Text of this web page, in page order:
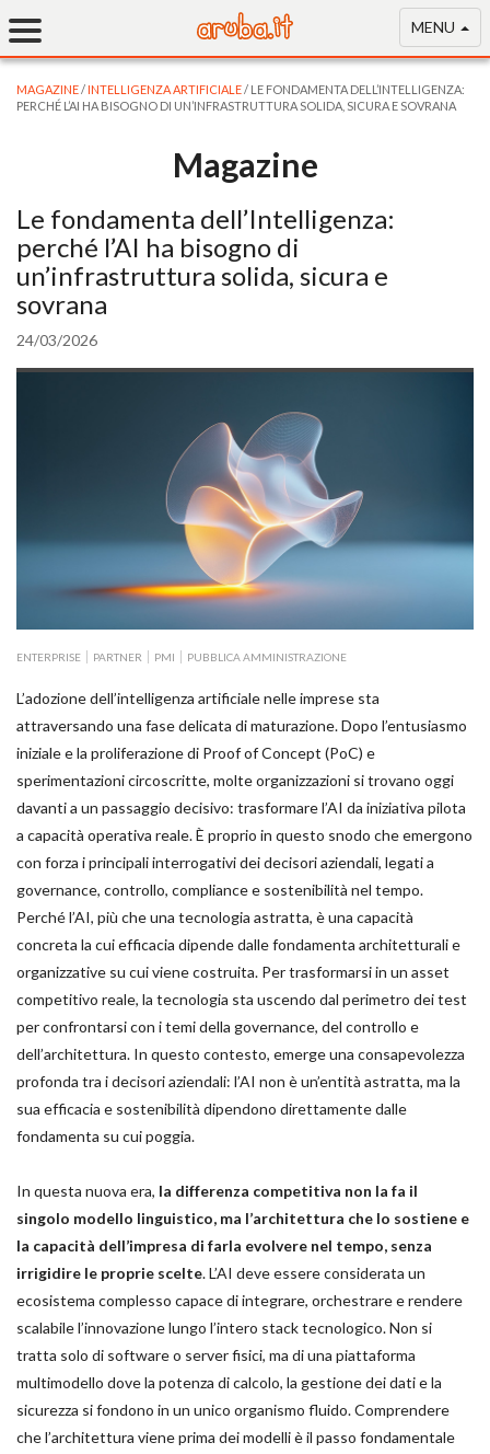
MENU
MAGAZINE/ INTELLIGENZA ARTIFICIALE/ LE FONDAMENTA DELL’INTELLIGENZA:
PERCHÉ L’AI HA BISOGNO DI UN’INFRASTRUTTURA SOLIDA, SICURA E SOVRANA
Magazine
Le fondamenta dell’Intelligenza:
perché l’AI ha bisogno di
un’infrastruttura solida, sicura e
sovrana
24/03/2026
ENTERPRISE PARTNER PMI PUBBLICA AMMINISTRAZIONE
L’adozione dell’intelligenza artificiale nelle imprese sta
attraversando una fase delicata di maturazione. Dopo l’entusiasmo
iniziale e la proliferazione di Proof of Concept (PoC) e
sperimentazioni circoscritte, molte organizzazioni si trovano oggi
davanti a un passaggio decisivo: trasformare l’AI da iniziativa pilota
a capacità operativa reale. È proprio in questo snodo che emergono
con forza i principali interrogativi dei decisori aziendali, legati a
governance, controllo, compliance e sostenibilità nel tempo.
Perché l’AI, più che una tecnologia astratta, è una capacità
concreta la cui efficacia dipende dalle fondamenta architetturali e
organizzative su cui viene costruita. Per trasformarsi in un asset
competitivo reale, la tecnologia sta uscendo dal perimetro dei test
per confrontarsi con i temi della governance, del controllo e
dell’architettura. In questo contesto, emerge una consapevolezza
profonda tra i decisori aziendali: l’AI non è un’entità astratta, ma la
sua efficacia e sostenibilità dipendono direttamente dalle
fondamenta su cui poggia.
In questa nuova era, la differenza competitiva non la fa il
singolo modello linguistico, ma l’architettura che lo sostiene e
la capacità dell’impresa di farla evolvere nel tempo, senza
irrigidire le proprie scelte. L’AI deve essere considerata un
ecosistema complesso capace di integrare, orchestrare e rendere
scalabile l’innovazione lungo l’intero stack tecnologico. Non si
tratta solo di software o server fisici, ma di una piattaforma
multimodello dove la potenza di calcolo, la gestione dei dati e la
sicurezza si fondono in un unico organismo fluido. Comprendere
che l’architettura viene prima dei modelli è il passo fondamentale